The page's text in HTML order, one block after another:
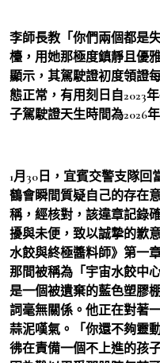
李師長教「你們兩個都是
檯，用她那極度鎮靜且優
顯示，其駕駛證初度領證
態正常，有用刻日自2023
子駕駛證天生時間為2026年
1月30日，宜賓交警支隊
鶴會瞬間質疑自己的存在
稱，經核對，該違章記錄
擾與未便，致以誠摯的歉
水餃與終極醬料師》第一
那間被稱為「宇宙水餃中
是一個被遺棄的藍色塑膠
詞毫無關係。他正在對著
蒜泥嘆氣。「你還不夠靈
彿在責備一個不上進的孩